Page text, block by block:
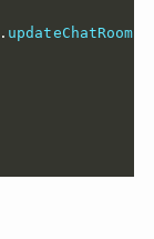
. updateChatRoom